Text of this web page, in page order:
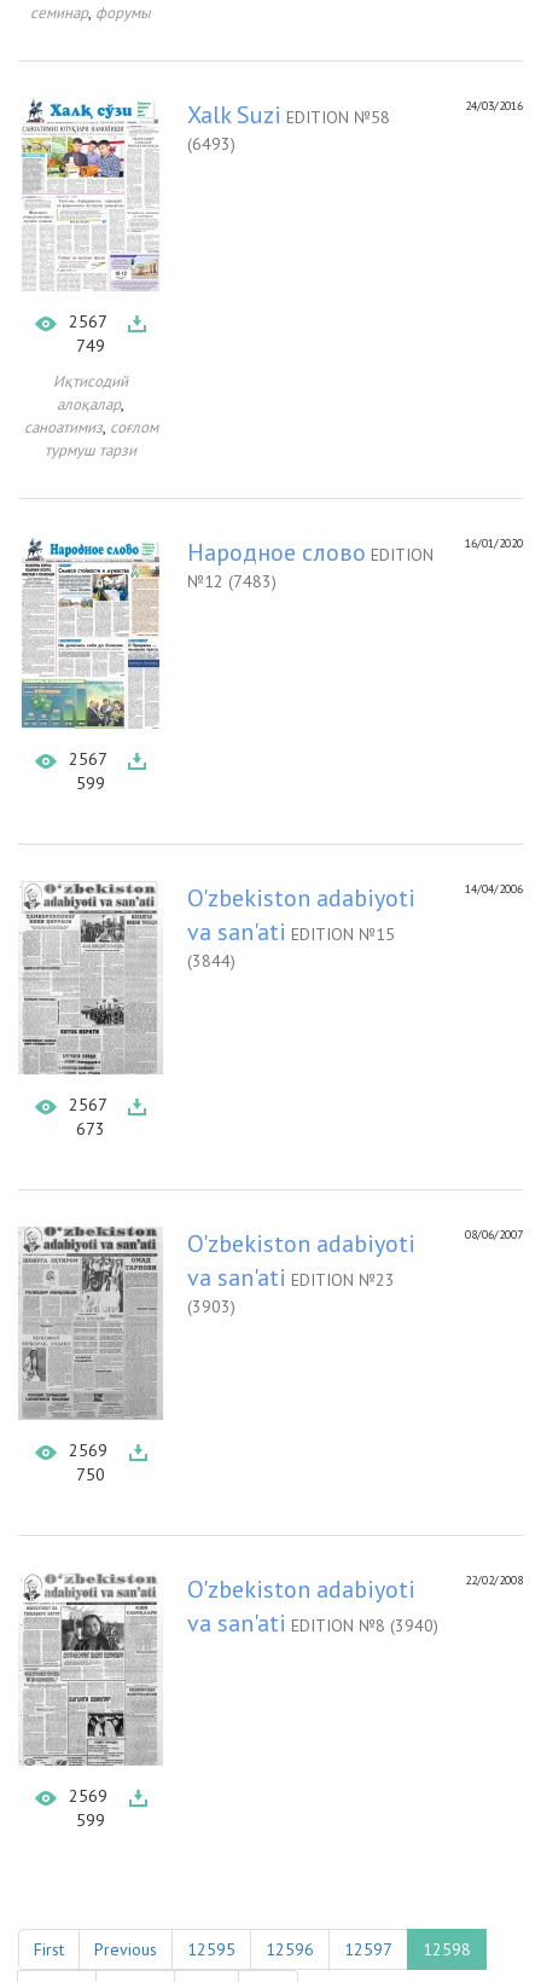
семинар, форумы
2567
749
Иқтисодий
алоқалар,
саноатимиз, соғлом
турмуш тарзи
24/03/2016
Xalk Suzi EDITION №58
(6493)
2567
599
16/01/2020
Народное слово EDITION
№12 (7483)
2567
673
14/04/2006
O'zbekiston adabiyoti
va san'ati EDITION №15
(3844)
2569
750
08/06/2007
O'zbekiston adabiyoti
va san'ati EDITION №23
(3903)
2569
599
22/02/2008
O'zbekiston adabiyoti
va san'ati EDITION №8 (3940)
First Previous 12595 12596 12597
12598